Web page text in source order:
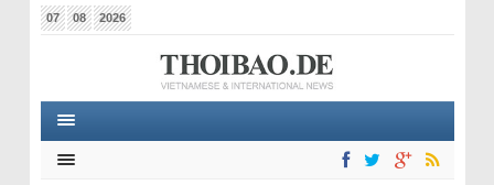
07 08 2026